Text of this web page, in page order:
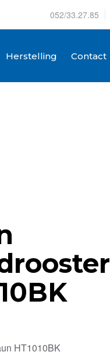
052/33.27.85
Herstelling Contact
HT1010BK